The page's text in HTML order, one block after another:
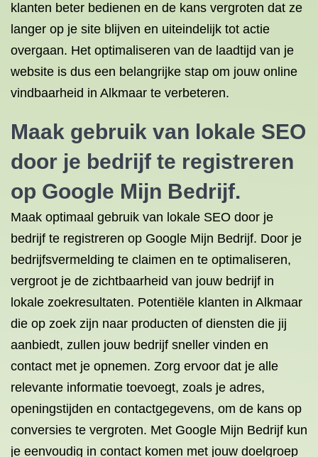
klanten beter bedienen en de kans vergroten dat ze
langer op je site blijven en uiteindelijk tot actie
overgaan. Het optimaliseren van de laadtijd van je
website is dus een belangrijke stap om jouw online
vindbaarheid in Alkmaar te verbeteren.
Maak gebruik van lokale SEO
door je bedrijf te registreren
op Google Mijn Bedrijf.
Maak optimaal gebruik van lokale SEO door je
bedrijf te registreren op Google Mijn Bedrijf. Door je
bedrijfsvermelding te claimen en te optimaliseren,
vergroot je de zichtbaarheid van jouw bedrijf in
lokale zoekresultaten. Potentiële klanten in Alkmaar
die op zoek zijn naar producten of diensten die jij
aanbiedt, zullen jouw bedrijf sneller vinden en
contact met je opnemen. Zorg ervoor dat je alle
relevante informatie toevoegt, zoals je adres,
openingstijden en contactgegevens, om de kans op
conversies te vergroten. Met Google Mijn Bedrijf kun
je eenvoudig in contact komen met jouw doelgroep